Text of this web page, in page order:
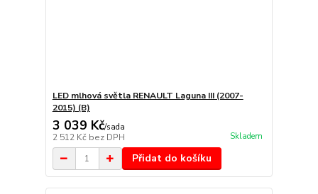
LED mlhová světla RENAULT Laguna III (2007-
2015) (B)
3 039 Kč/sada
2 512 Kč bez DPH Skladem
Přidat do košíku